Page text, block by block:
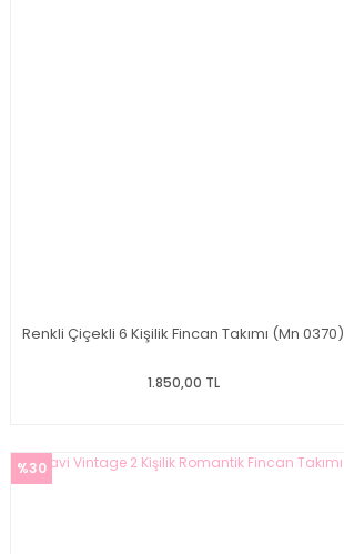
Renkli Çiçekli 6 Kişilik Fincan Takımı (Mn 0370)
1.850,00 TL
%30